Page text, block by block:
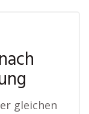
gleichen